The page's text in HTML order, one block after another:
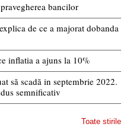
bancilor
de ce a majorat dobanda
inflatia a ajuns la 10%
să scadă in septembrie 2022.
semnificativ
Toate stirile